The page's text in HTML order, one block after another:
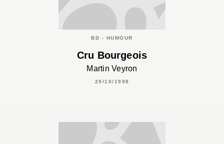
BD - HUMOUR
Cru Bourgeois
Martin Veyron
29/10/1998